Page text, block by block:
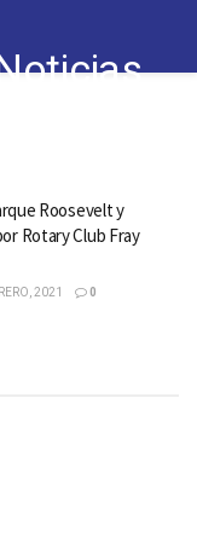
Roosevelt y
Rotary Club Fray
2021 0